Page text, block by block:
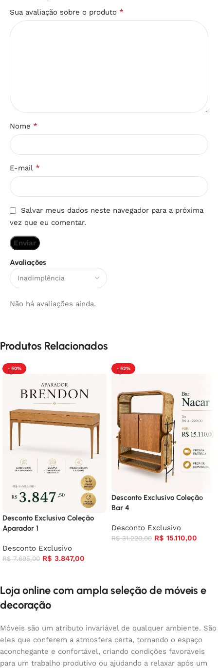
Avaliações
Não há avaliações ainda.
Sua avaliação sobre o produto *
Nome *
E-mail *
Salvar meus dados neste navegador para a próxima
vez que eu comentar.
Produtos Relacionados
- 50%
Desconto Exclusivo Coleção
Aparador 1
Desconto Exclusivo
R$7.695,00 R$ 3.847,00
- 52%
Desconto Exclusivo Coleção
Bar 4
Desconto Exclusivo
R$31.220,00 R$ 15.110,00
Loja online com ampla seleção de móveis e
decoração
Móveis são um atributo invariável de qualquer ambiente. São
eles que conferem a atmosfera certa, tornando o espaço
aconchegante e confortável, criando condições favoráveis
para um trabalho produtivo ou ajudando a relaxar após um